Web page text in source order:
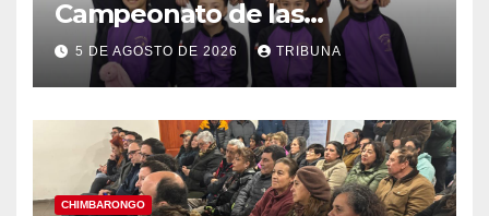
Campeonato de las
Américas: Academia de
Gimnasia Rítmica asegura su
pase a la final internacional
5 DE AGOSTO DE 2026 TRIBUNA
CHIMBARONGO